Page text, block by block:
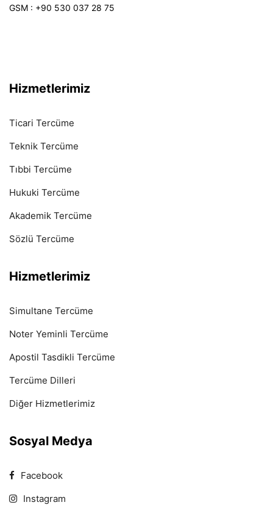
GSM : +90 530 037 28 75
Hizmetlerimiz
Ticari Tercüme
Teknik Tercüme
Tıbbi Tercüme
Hukuki Tercüme
Akademik Tercüme
Sözlü Tercüme
Hizmetlerimiz
Simultane Tercüme
Noter Yeminli Tercüme
Apostil Tasdikli Tercüme
Tercüme Dilleri
Diğer Hizmetlerimiz
Sosyal Medya
Facebook
Instagram